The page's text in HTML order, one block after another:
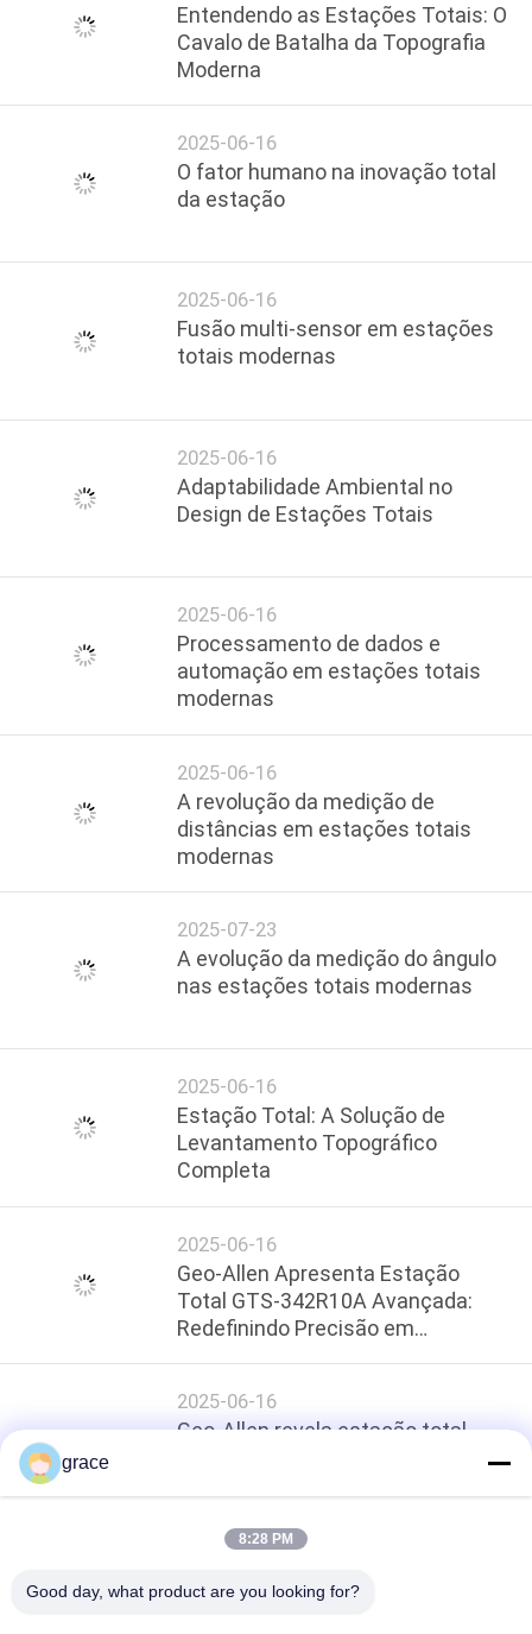
Entendendo as Estações Totais: O
Cavalo de Batalha da Topografia
Moderna
2025-06-16
O fator humano na inovação total
da estação
2025-06-16
Fusão multi-sensor em estações
totais modernas
2025-06-16
Adaptabilidade Ambiental no
Design de Estações Totais
2025-06-16
Processamento de dados e
automação em estações totais
modernas
2025-06-16
A revolução da medição de
distâncias em estações totais
modernas
2025-07-23
A evolução da medição do ângulo
nas estações totais modernas
2025-06-16
Estação Total: A Solução de
Levantamento Topográfico
Completa
2025-06-16
Geo-Allen Apresenta Estação
Total GTS-342R10A Avançada:
Redefinindo Precisão em
2025-06-16
Geo-Allen revela estação total
grace
8:28 PM
Good day, what product are you looking for?